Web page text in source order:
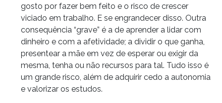
gosto por fazer bem feito e o risco de crescer
viciado em trabalho. E se engrandecer disso. Outra
consequência “grave” é a de aprender a lidar com
dinheiro e com a afetividade; a dividir o que ganha,
presentear a mãe em vez de esperar ou exigir da
mesma, tenha ou não recursos para tal. Tudo isso é
um grande risco, além de adquirir cedo a autonomia
e valorizar os estudos.